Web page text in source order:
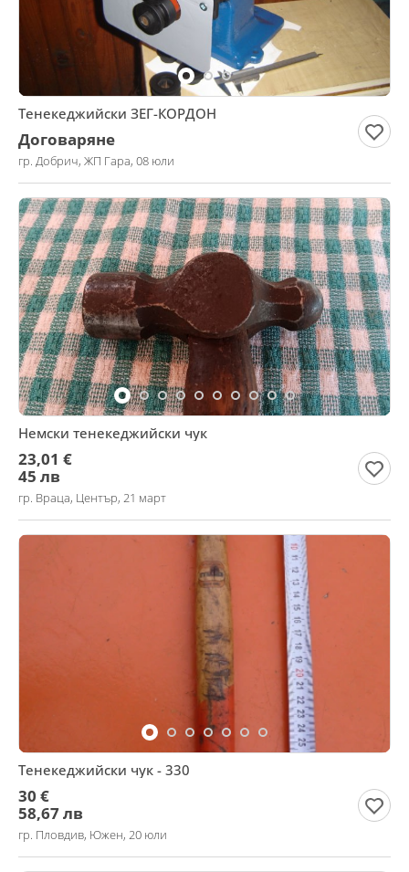
Тенекеджийски ЗЕГ-КОРДОН
Договаряне
гр. Добрич, ЖП Гара, 08 юли
Немски тенекеджийски чук
23,01 €
45 лв
гр. Враца, Център, 21 март
Тенекеджийски чук - 330
30 €
58,67 лв
гр. Пловдив, Южен, 20 юли